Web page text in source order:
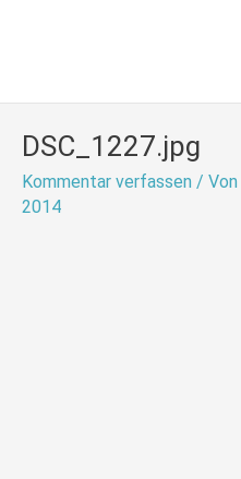
DSC_1227.jpg
Kommentar verfassen / Von
2014